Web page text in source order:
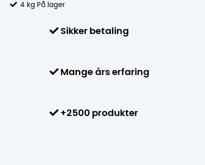
4kg På lager
Sikker betaling
Mange års erfaring
+2500 produkter